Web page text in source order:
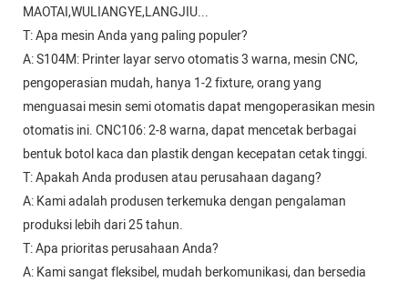
MAOTAI,WULIANGYE,LANGJIU...
T: Apa mesin Anda yang paling populer?
A: S104M: Printer layar servo otomatis 3 warna, mesin CNC,
pengoperasian mudah, hanya 1-2 fixture, orang yang
menguasai mesin semi otomatis dapat mengoperasikan mesin
otomatis ini. CNC106: 2-8 warna, dapat mencetak berbagai
bentuk botol kaca dan plastik dengan kecepatan cetak tinggi.
T: Apakah Anda produsen atau perusahaan dagang?
A: Kami adalah produsen terkemuka dengan pengalaman
produksi lebih dari 25 tahun.
T: Apa prioritas perusahaan Anda?
A: Kami sangat fleksibel, mudah berkomunikasi, dan bersedia